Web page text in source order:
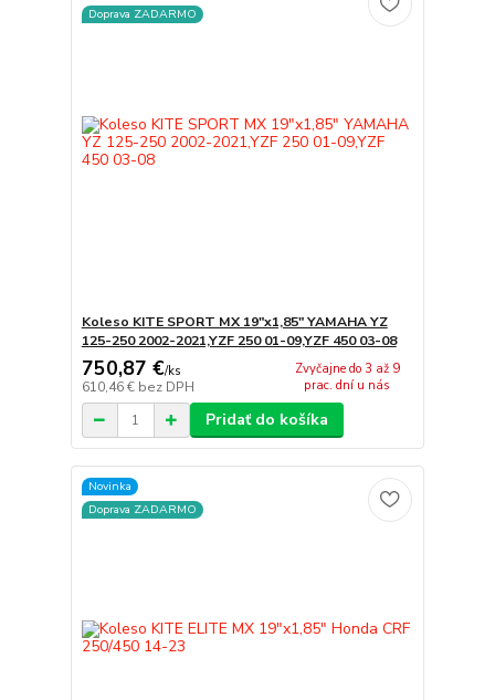
Doprava ZADARMO
Koleso KITE SPORT MX 19"x1,85" YAMAHA YZ
125-250 2002-2021,YZF 250 01-09,YZF 450 03-08
750,87 €/ks
610,46 € bez DPH
Zvyčajne do 3 až 9
prac. dní u nás
Pridať do košíka
Novinka
Doprava ZADARMO